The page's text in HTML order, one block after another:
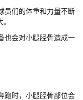
员们的体重和力量不断
也会对小腿胫骨造成一
跑时，小腿胫骨部位会